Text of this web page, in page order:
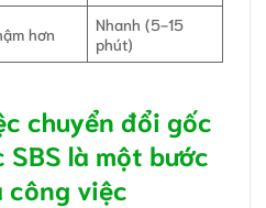
hơn
Nhanh (5-15
phút)
chuyển đổi gốc
SBS là một bước
công việc